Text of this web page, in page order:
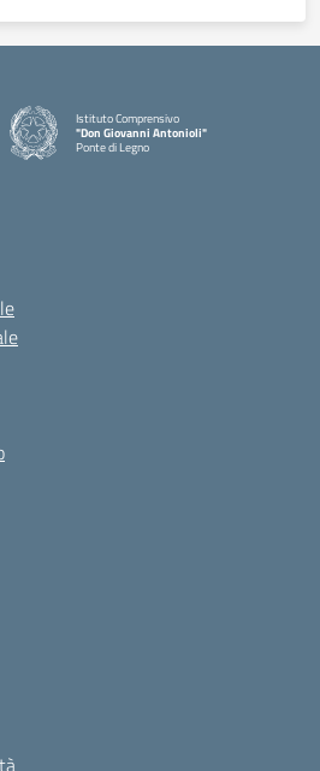
Istituto Comprensivo
"Don Giovanni Antonioli"
Ponte di Legno
— Visita la pagina iniziale della scuola